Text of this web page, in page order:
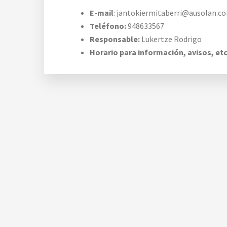
E-mail:
Teléfono:948633567
Responsable: Lukertze Rodrigo
Horario para información, avisos,